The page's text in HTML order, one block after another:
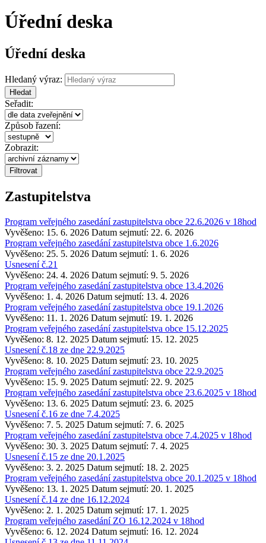
Úřední deska
Úřední deska
Hledaný výraz:
Hledat
Seřadit:
Způsob řazení:
Zobrazit:
Zastupitelstva
Program veřejného zasedání zastupitelstva obce 22.6.2026 v 18hod
Vyvěšeno: 15. 6. 2026 Datum sejmutí: 22. 6. 2026
Program veřejného zasedání zastupitelstva obce 1.6.2026
Vyvěšeno: 25. 5. 2026 Datum sejmutí: 1. 6. 2026
Usnesení č.21
Vyvěšeno: 24. 4. 2026 Datum sejmutí: 9. 5. 2026
Program veřejného zasedání zastupitelstva obce 13.4.2026
Vyvěšeno: 1. 4. 2026 Datum sejmutí: 13. 4. 2026
Program veřejného zasedání zastupitelstva obce 19.1.2026
Vyvěšeno: 11. 1. 2026 Datum sejmutí: 19. 1. 2026
Program veřejného zasedání zastupitelstva obce 15.12.2025
Vyvěšeno: 8. 12. 2025 Datum sejmutí: 15. 12. 2025
Usnesení č.18 ze dne 22.9.2025
Vyvěšeno: 8. 10. 2025 Datum sejmutí: 23. 10. 2025
Program veřejného zasedání zastupitelstva obce 22.9.2025
Vyvěšeno: 15. 9. 2025 Datum sejmutí: 22. 9. 2025
Program veřejného zasedání zastupitelstva obce 23.6.2025 v 18hod
Vyvěšeno: 13. 6. 2025 Datum sejmutí: 23. 6. 2025
Usnesení č.16 ze dne 7.4.2025
Vyvěšeno: 7. 5. 2025 Datum sejmutí: 7. 6. 2025
Program veřejného zasedání zastupitelstva obce 7.4.2025 v 18hod
Vyvěšeno: 30. 3. 2025 Datum sejmutí: 7. 4. 2025
Usnesení č.15 ze dne 20.1.2025
Vyvěšeno: 3. 2. 2025 Datum sejmutí: 18. 2. 2025
Program veřejného zasedání zastupitelstva obce 20.1.2025 v 18hod
Vyvěšeno: 13. 1. 2025 Datum sejmutí: 20. 1. 2025
Usnesení č.14 ze dne 16.12.2024
Vyvěšeno: 2. 1. 2025 Datum sejmutí: 17. 1. 2025
Program veřejného zasedání ZO 16.12.2024 v 18hod
Vyvěšeno: 6. 12. 2024 Datum sejmutí: 16. 12. 2024